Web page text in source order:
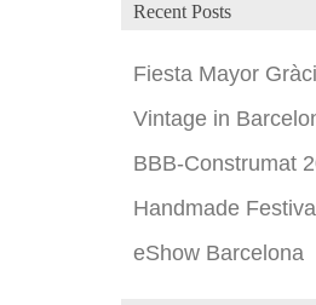
Recent Posts
Fiesta Mayor
Vintage in
BBB-Construmat
Handmade Festival
eShow Barcelona